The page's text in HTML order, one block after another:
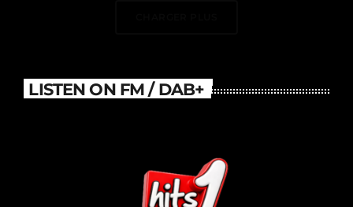
LISTEN ON FM / DAB+